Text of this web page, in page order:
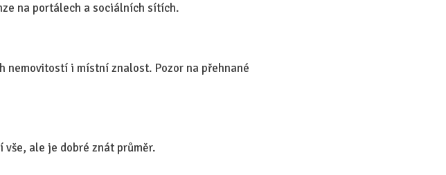
na portálech a sociálních sítích.
nemovitostí i místní znalost. Pozor na přehnané
ale je dobré znát průměr.